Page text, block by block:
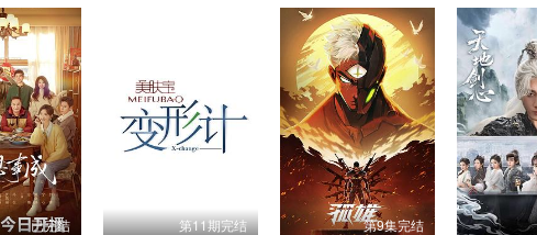
已完结 第11期完结 第9集完结